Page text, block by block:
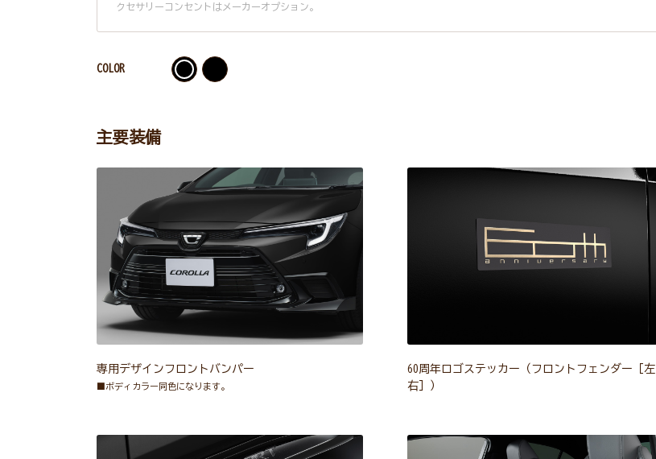
クセサリーコンセントはメーカーオプション。
COLOR
主要装備
専用デザインフロントバンパー
■ボディカラー同色になります。
60周年ロゴステッカー（フロントフェンダー［左
右］）